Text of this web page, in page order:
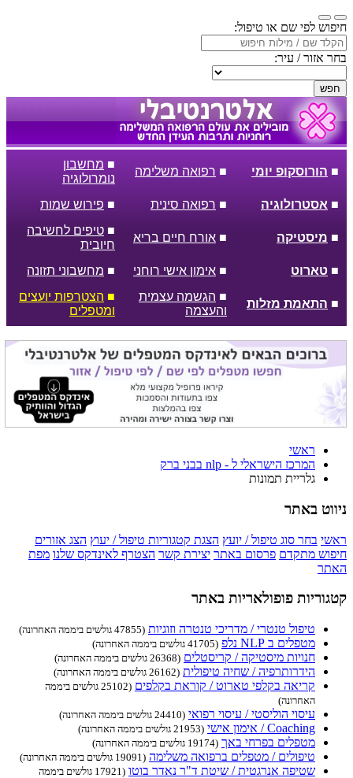
חיפוש לפי שם או טיפול:
בחר אזור / עיר:
חפש
■ הורוסקופ יומי ■ רפואה משלימה
■ מחשבון
נומרולוגיה
■ אסטרולוגיה ■ רפואה סינית ■ פירוש שמות
■ מיסטיקה ■ אורח חיים בריא
■ טיפים לחשיבה
חיובית
■ טארוט ■ אימון אישי רוחני ■ מחשבוני תזונה
■ התאמת מזלות
■ הגשמה עצמית
והעצמה
■ הצטרפות יועצים
ומטפלים
ראשי
המרכז הישראלי ל - nlp בבני ברק
גלריית תמונות
ניווט באתר
ראשי בחר סוג טיפול / יועץ הצגת קטגוריות טיפול / יעוץ הצג אזורים
חיפוש מתקדם פרסום באתר יצירת קשר הצטרף לאינדקס שלנו מפת
האתר
קטגוריות פופולאריות באתר
טיפול טנטרי / מדריכי טנטרה וזוגיות (47855 גולשים ביממה האחרונה)
מטפלים ב NLP נלפ (41705 גולשים ביממה האחרונה)
חנויות מיסטיקה / קריסטלים (26368 גולשים ביממה האחרונה)
הידרותרפיה / שחיה טיפולית (26162 גולשים ביממה האחרונה)
קריאה בקלפי טארוט / קוראת בקלפים
(25102 גולשים ביממה
האחרונה)
עיסוי הוליסטי / עיסוי רפואי (24410 גולשים ביממה האחרונה)
Coaching / אימון אישי (21953 גולשים ביממה האחרונה)
מטפלים בפרחי באך (19174 גולשים ביממה האחרונה)
טיפולים / מטפלים ברפואה משלימה (19091 גולשים ביממה האחרונה)
שטיפה אנרגטית / שיטת ד"ר נאדר בוטו
(17921 גולשים ביממה